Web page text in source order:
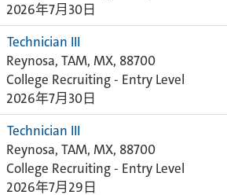
2026年7月30日
Technician III
Reynosa, TAM, MX, 88700
College Recruiting - Entry Level
2026年7月30日
Technician III
Reynosa, TAM, MX, 88700
College Recruiting - Entry Level
2026年7月29日